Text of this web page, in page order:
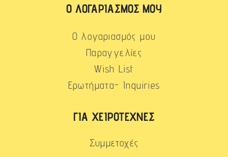
Ο ΛΟΓΑΡΙΑΣΜΌΣ ΜΟΥ
Ο λογαριασμός μου
Παραγγελίες
Wish List
Ερωτήματα- Inquiries
ΓΙΑ ΧΕΙΡΟΤΈΧΝΕΣ
Συμμετοχές